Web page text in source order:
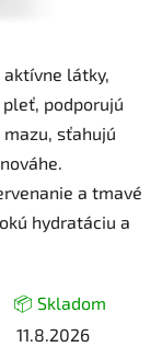
aktívne látky,
podporujú
sťahujú
a tmavé
hydratáciu a
📦 Skladom
11.8.2026